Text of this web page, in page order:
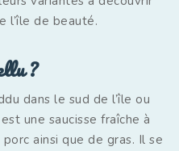
l’île de beauté.
?
dans le sud de l’île ou
une saucisse fraîche à
ainsi que de gras. Il se